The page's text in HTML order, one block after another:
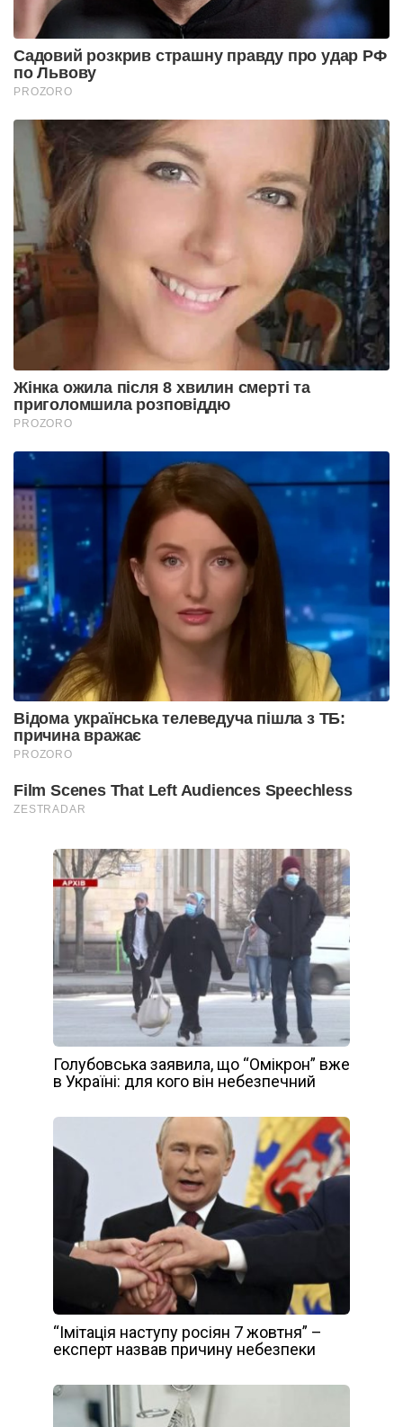
Голубовська заявила, що “Омікрон” вже
в Україні: для кого він небезпечний
“Імітація наступу росіян 7 жовтня” –
експерт назвав причину небезпеки